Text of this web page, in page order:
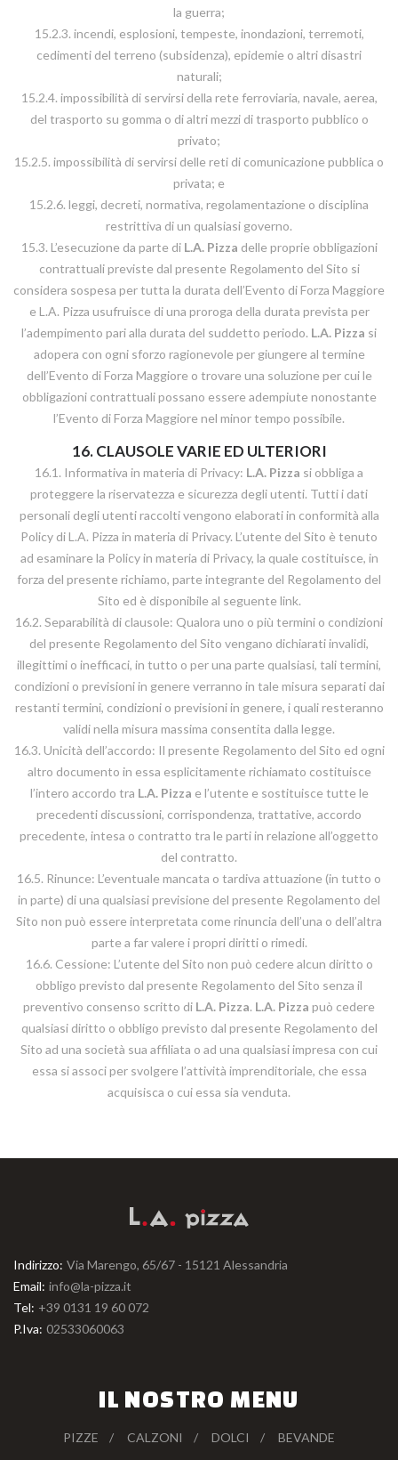
la guerra;
15.2.3. incendi, esplosioni, tempeste, inondazioni, terremoti,
cedimenti del terreno (subsidenza), epidemie o altri disastri
naturali;
15.2.4. impossibilità di servirsi della rete ferroviaria, navale, aerea,
del trasporto su gomma o di altri mezzi di trasporto pubblico o
privato;
15.2.5. impossibilità di servirsi delle reti di comunicazione pubblica o
privata; e
15.2.6. leggi, decreti, normativa, regolamentazione o disciplina
restrittiva di un qualsiasi governo.
15.3. L’esecuzione da parte di L.A. Pizza delle proprie obbligazioni
contrattuali previste dal presente Regolamento del Sito si
considera sospesa per tutta la durata dell’Evento di Forza Maggiore
e L.A. Pizza usufruisce di una proroga della durata prevista per
l’adempimento pari alla durata del suddetto periodo. L.A. Pizza si
adopera con ogni sforzo ragionevole per giungere al termine
dell’Evento di Forza Maggiore o trovare una soluzione per cui le
obbligazioni contrattuali possano essere adempiute nonostante
l’Evento di Forza Maggiore nel minor tempo possibile.
16. CLAUSOLE VARIE ED ULTERIORI
16.1. Informativa in materia di Privacy: L.A. Pizza si obbliga a
proteggere la riservatezza e sicurezza degli utenti. Tutti i dati
personali degli utenti raccolti vengono elaborati in conformità alla
Policy di L.A. Pizza in materia di Privacy. L’utente del Sito è tenuto
ad esaminare la Policy in materia di Privacy, la quale costituisce, in
forza del presente richiamo, parte integrante del Regolamento del
Sito ed è disponibile al seguente link.
16.2. Separabilità di clausole: Qualora uno o più termini o condizioni
del presente Regolamento del Sito vengano dichiarati invalidi,
illegittimi o inefficaci, in tutto o per una parte qualsiasi, tali termini,
condizioni o previsioni in genere verranno in tale misura separati dai
restanti termini, condizioni o previsioni in genere, i quali resteranno
validi nella misura massima consentita dalla legge.
16.3. Unicità dell’accordo: Il presente Regolamento del Sito ed ogni
altro documento in essa esplicitamente richiamato costituisce
l’intero accordo tra L.A. Pizza e l’utente e sostituisce tutte le
precedenti discussioni, corrispondenza, trattative, accordo
precedente, intesa o contratto tra le parti in relazione all’oggetto
del contratto.
16.5. Rinunce: L’eventuale mancata o tardiva attuazione (in tutto o
in parte) di una qualsiasi previsione del presente Regolamento del
Sito non può essere interpretata come rinuncia dell’una o dell’altra
parte a far valere i propri diritti o rimedi.
16.6. Cessione: L’utente del Sito non può cedere alcun diritto o
obbligo previsto dal presente Regolamento del Sito senza il
preventivo consenso scritto di L.A. Pizza. L.A. Pizza può cedere
qualsiasi diritto o obbligo previsto dal presente Regolamento del
Sito ad una società sua affiliata o ad una qualsiasi impresa con cui
essa si associ per svolgere l’attività imprenditoriale, che essa
acquisisca o cui essa sia venduta.
Indirizzo: Via Marengo, 65/67 - 15121 Alessandria
Email: info@la-pizza.it
Tel: +39 0131 19 60 072
P.Iva: 02533060063
IL NOSTRO MENU
PIZZE CALZONI DOLCI BEVANDE